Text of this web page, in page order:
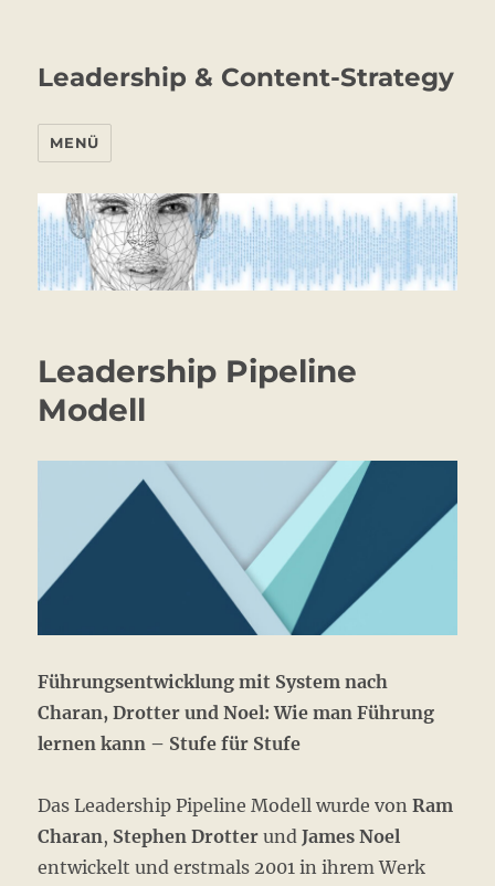
Leadership & Content-Strategy
MENÜ
Leadership Pipeline
Modell
Führungsentwicklung mit System nach
Charan, Drotter und Noel: Wie man Führung
lernen kann – Stufe für Stufe
Das Leadership Pipeline Modell wurde vonRam
Charan, Stephen Drotter undJames Noel
entwickelt und erstmals 2001 in ihrem Werk